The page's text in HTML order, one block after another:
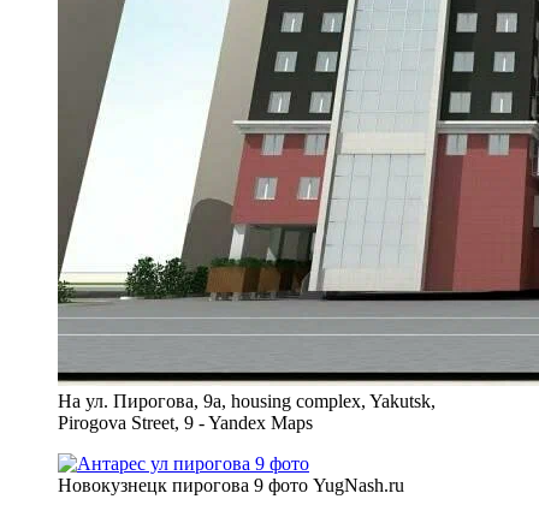
На ул. Пирогова, 9а, housing complex, Yakutsk,
Pirogova Street, 9 - Yandex Maps
Новокузнецк пирогова 9 фото YugNash.ru